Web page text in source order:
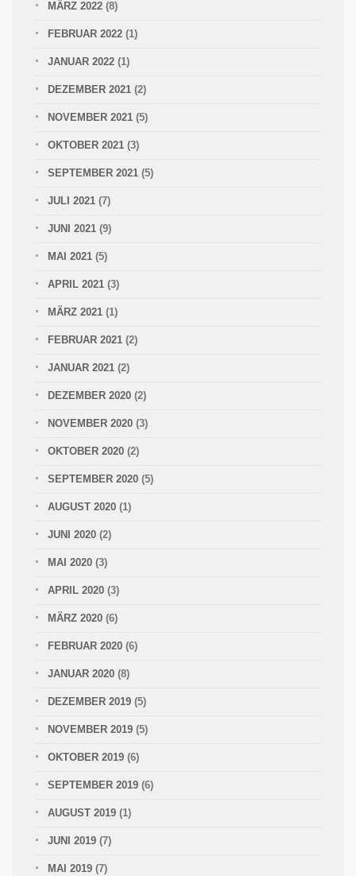
MÄRZ 2022 (8)
FEBRUAR 2022 (1)
JANUAR 2022 (1)
DEZEMBER 2021 (2)
NOVEMBER 2021 (5)
OKTOBER 2021 (3)
SEPTEMBER 2021 (5)
JULI 2021 (7)
JUNI 2021 (9)
MAI 2021 (5)
APRIL 2021 (3)
MÄRZ 2021 (1)
FEBRUAR 2021 (2)
JANUAR 2021 (2)
DEZEMBER 2020 (2)
NOVEMBER 2020 (3)
OKTOBER 2020 (2)
SEPTEMBER 2020 (5)
AUGUST 2020 (1)
JUNI 2020 (2)
MAI 2020 (3)
APRIL 2020 (3)
MÄRZ 2020 (6)
FEBRUAR 2020 (6)
JANUAR 2020 (8)
DEZEMBER 2019 (5)
NOVEMBER 2019 (5)
OKTOBER 2019 (6)
SEPTEMBER 2019 (6)
AUGUST 2019 (1)
JUNI 2019 (7)
MAI 2019 (7)